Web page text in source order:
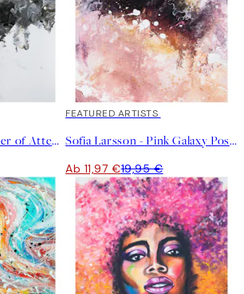
Sofia Larsson - Center of Attention Poster
40%*
FEATURED ARTISTS
Sofia Larsson - Pink Galaxy Poster
Ab 11,97 €19,95 €